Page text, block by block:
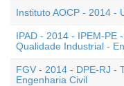
Instituto AOCP - 2014 -
IPAD - 2014 - IPEM-PE
Qualidade Industrial -
FGV - 2014 - DPE-RJ -
Engenharia Civil